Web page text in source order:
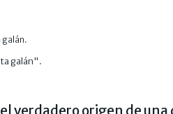
galán".
verdadero origen de una